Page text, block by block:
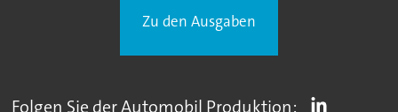
Zu den Ausgaben
Folgen Sie der Automobil Produktion: